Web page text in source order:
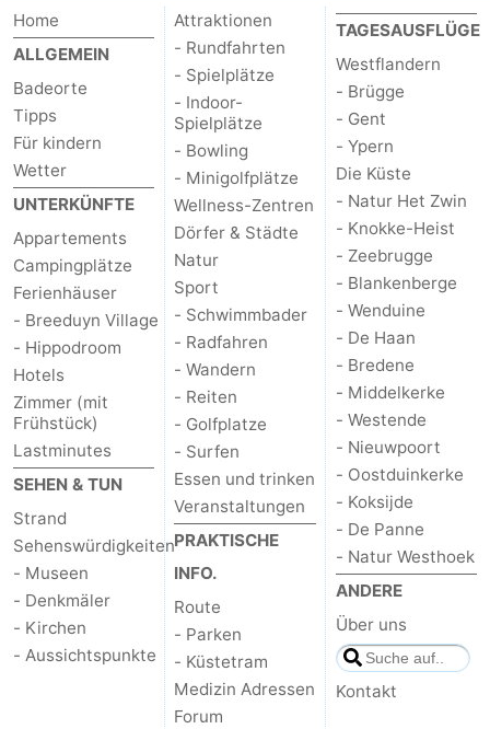
Home
ALLGEMEIN
Badeorte
Tipps
Für kindern
Wetter
UNTERKÜNFTE
Appartements
Campingplätze
Ferienhäuser
- Breeduyn Village
- Hippodroom
Hotels
Zimmer (mit
Frühstück)
Lastminutes
SEHEN & TUN
Strand
Sehenswürdigkeiten
- Museen
- Denkmäler
- Kirchen
- Aussichtspunkte
Attraktionen
- Rundfahrten
- Spielplätze
- Indoor-
Spielplätze
- Bowling
- Minigolfplätze
Wellness-Zentren
Dörfer & Städte
Natur
Sport
- Schwimmbader
- Radfahren
- Wandern
- Reiten
- Golfplatze
- Surfen
Essen und trinken
Veranstaltungen
PRAKTISCHE
INFO.
Route
- Parken
- Küstetram
Medizin Adressen
Forum
TAGESAUSFLÜGE
Westflandern
- Brügge
- Gent
- Ypern
Die Küste
- Natur Het Zwin
- Knokke-Heist
- Zeebrugge
- Blankenberge
- Wenduine
- De Haan
- Bredene
- Middelkerke
- Westende
- Nieuwpoort
- Oostduinkerke
- Koksijde
- De Panne
- Natur Westhoek
ANDERE
Über uns
Kontakt